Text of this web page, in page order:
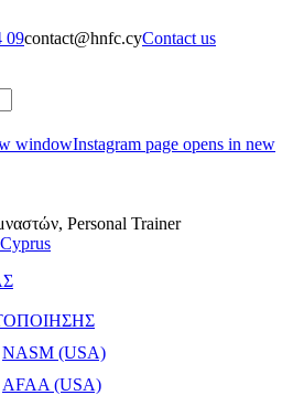
09contact@hnfc.cyContact us
windowInstagram page opens in new
Personal Trainer
NASM (USA)
AFAA (USA)